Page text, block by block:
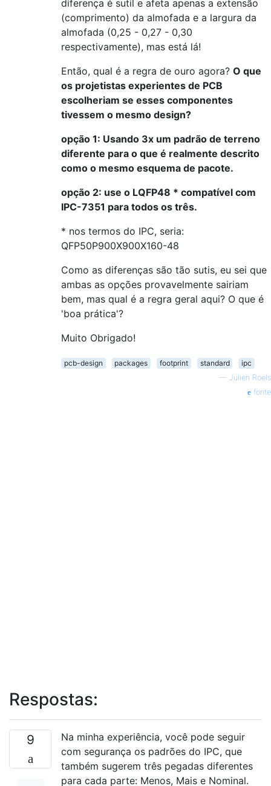
diferença é sutil e afeta apenas a extensão
(comprimento) da almofada e a largura da
almofada (0,25 - 0,27 - 0,30
respectivamente), mas está lá!
Então, qual é a regra de ouro agora? O que
os projetistas experientes de PCB
escolheriam se esses componentes
tivessem o mesmo design?
opção 1: Usando 3x um padrão de terreno
diferente para o que é realmente descrito
como o mesmo esquema de pacote.
opção 2: use o LQFP48 * compatível com
IPC-7351 para todos os três.
* nos termos do IPC, seria:
QFP50P900X900X160-48
Como as diferenças são tão sutis, eu sei que
ambas as opções provavelmente sairiam
bem, mas qual é a regra geral aqui? O que é
'boa prática'?
Muito Obrigado!
pcb-design packages footprint standard
ipc
— Julien Roels
fonte
Respostas:
9
Na minha experiência, você pode seguir
com segurança os padrões do IPC, que
também sugerem três pegadas diferentes
para cada parte: Menos, Mais e Nominal.